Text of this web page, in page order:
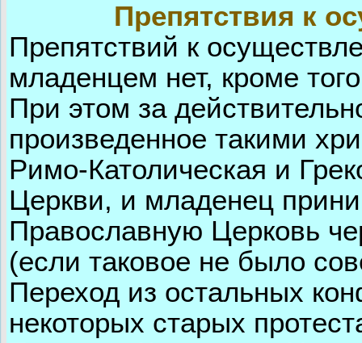
Препятствия к
Препятствий к
младенцем нет, кроме
При этом за
произведенное такими
Римо-Католическая и
Церкви, и младенец
Православную Церковь
(если таковое не было
Переход из остальных
некоторых старых